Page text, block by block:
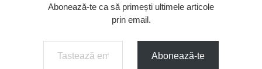
Abonează-te ca să primești ultimele articole
prin email.
Tastează emailul tău...
Abonează-te